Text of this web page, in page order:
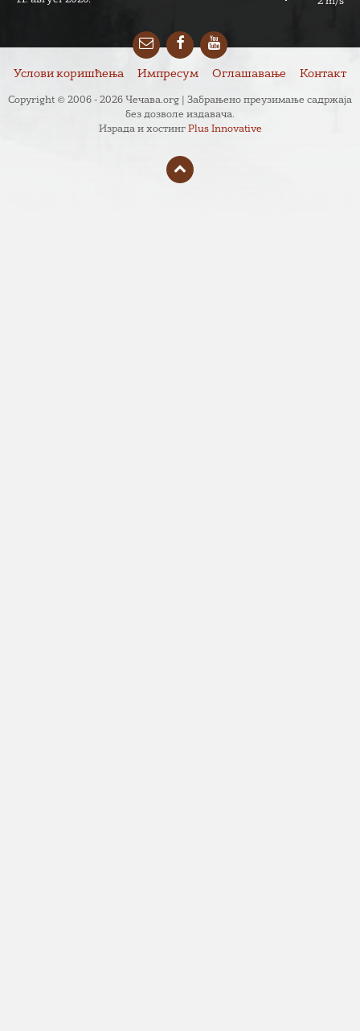
EmailFacebookYouTube
Услови коришћења Импресум Оглашавање Контакт
Copyright © 2006 - 2026 Чечава.org | Забрањено преузимање садржаја
без дозволе издавача.
Израда и хостинг Plus Innovative